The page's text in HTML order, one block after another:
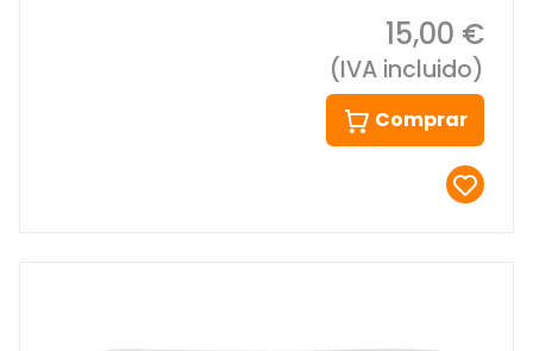
15,00 €
(IVA incluido)
Comprar